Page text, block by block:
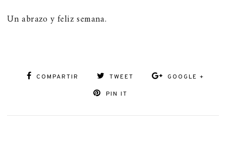
Un abrazo y feliz semana.
COMPARTIR TWEET GOOGLE +
PIN IT